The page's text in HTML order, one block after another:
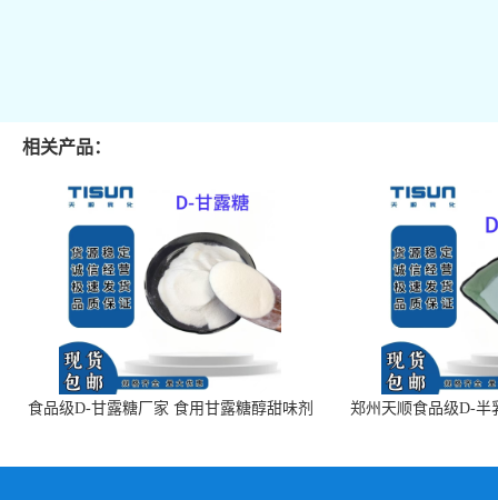
相关产品：
食品级D-甘露糖厂家 食用甘露糖醇甜味剂
郑州天顺食品级D-半